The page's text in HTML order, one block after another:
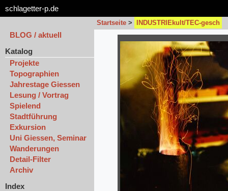
schlagetter-p.de
Startseite > INDUSTRIEkult/TEC-gesch
BLOG / aktuell
Katalog
Projekte
Topographien
Jahrestage Giessen
Lesung / Vortrag
Spielend
Stadtführung
Exkursion
Uni Giessen, Seminar
Wanderungen
Detail-Filter
Archiv
Index